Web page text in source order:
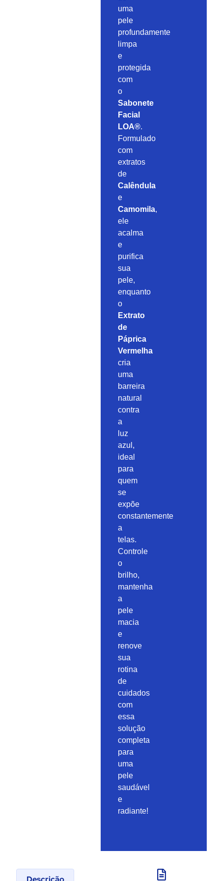
uma
pele
profundamente
limpa
e
protegida
com
o
Sabonete
Facial
LOA®.
Formulado
com
extratos
de
Calêndula
e
Camomila,
ele
acalma
e
purifica
sua
pele,
enquanto
o
Extrato
de
Páprica
Vermelha
cria
uma
barreira
natural
contra
a
luz
azul,
ideal
para
quem
se
expõe
constantemente
a
telas.
Controle
o
brilho,
mantenha
a
pele
macia
e
renove
sua
rotina
de
cuidados
com
essa
solução
completa
para
uma
pele
saudável
e
radiante!